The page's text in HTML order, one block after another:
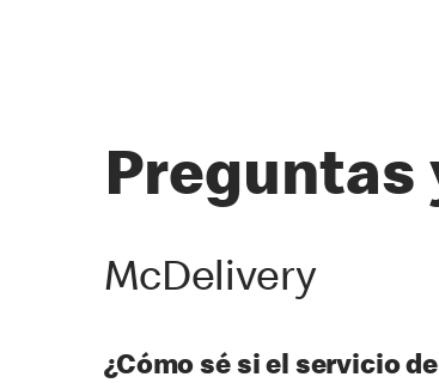
Preguntas
McDelivery
¿Cómo sé si el servicio